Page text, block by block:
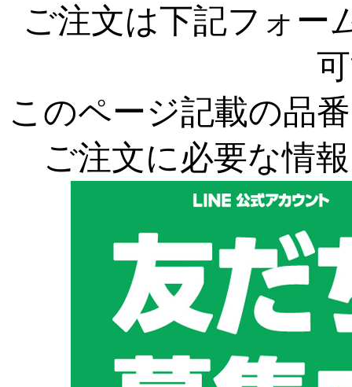
ご注文は下記フォー
このページ記載の品
ご注文に必要な情